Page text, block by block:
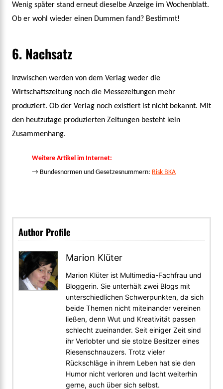
Wenig später stand erneut dieselbe Anzeige im Wochenblatt.
Ob er wohl wieder einen Dummen fand? Bestimmt!
6. Nachsatz
Inzwischen werden von dem Verlag weder die
Wirtschaftszeitung noch die Messezeitungen mehr
produziert. Ob der Verlag noch existiert ist nicht bekannt. Mit
den heutzutage produzierten Zeitungen besteht kein
Zusammenhang.
Weitere Artikel im Internet:
→ Bundesnormen und Gesetzesnummern: Risk BKA
Author Profile
Marion Klüter
Marion Klüter ist Multimedia-Fachfrau und
Bloggerin. Sie unterhält zwei Blogs mit
unterschiedlichen Schwerpunkten, da sich
beide Themen nicht miteinander vereinen
ließen, denn Wut und Kreativität passen
schlecht zueinander. Seit einiger Zeit sind
ihr Verlobter und sie stolze Besitzer eines
Riesenschnauzers. Trotz vieler
Rückschläge in ihrem Leben hat sie den
Humor nicht verloren und lacht weiterhin
gerne, auch über sich selbst.